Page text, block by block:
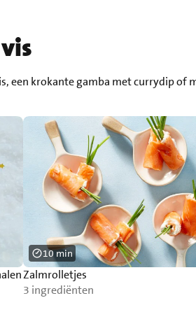
een krokante gamba met currydip of
Zalmrolletjes
3 ingrediënten
10 min